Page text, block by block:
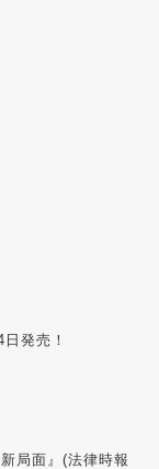
発売！
局面』(法律時報